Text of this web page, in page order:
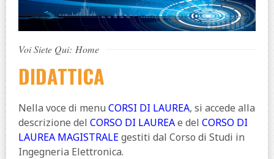
Voi Siete Qui: Home
DIDATTICA
Nella voce di menu CORSI DI LAUREA, si accede alla
descrizione del CORSO DI LAUREAe del CORSO DI
LAUREA MAGISTRALEgestiti dal Corso di Studi in
Ingegneria Elettronica.